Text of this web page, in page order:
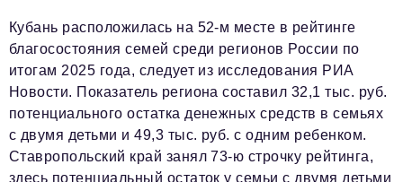
Промышленность
Общество
Транспорт
Ритейл
Кубань расположилась на 52-м месте в рейтинге
благосостояния семей среди регионов России по
итогам 2025 года, следует из исследования РИА
Новости. Показатель региона составил 32,1 тыс. руб.
потенциального остатка денежных средств в семьях
с двумя детьми и 49,3 тыс. руб. с одним ребенком.
Ставропольский край занял 73-ю строчку рейтинга,
здесь потенциальный остаток у семьи с двумя детьми